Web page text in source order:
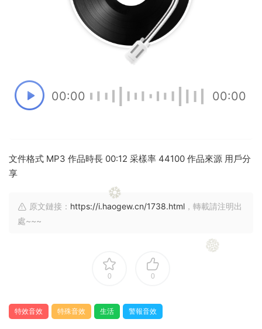
00:00 00:00
文件格式 MP3 作品時長 00:12 采樣率 44100 作品來源 用戶分
享
原文鏈接： https://i.haogew.cn/1738.html ，轉載請注明出
處~~~
0 0
特效音效 特殊音效 生活 警報音效